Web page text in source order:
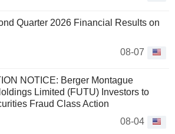
Quarter 2026 Financial Results on
08-07
NOTICE: Berger Montague
Limited (FUTU) Investors to
Fraud Class Action
08-04